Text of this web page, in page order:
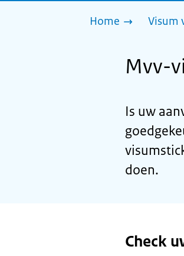
Home Visum
Mvv-
Is uw
doen.
Check